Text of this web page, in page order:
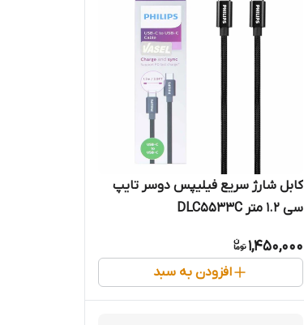
کابل شارژ سریع فیلیپس دوسر تایپ
سی 1.2 متر DLC5533C
1,450,000
افزودن به سبد